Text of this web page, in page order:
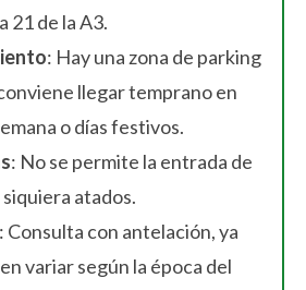
21 de la A3.
: Hay una zona de parking
llegar temprano en
o días festivos.
: No se permite la entrada de
atados.
: Consulta con antelación, ya
variar según la época del